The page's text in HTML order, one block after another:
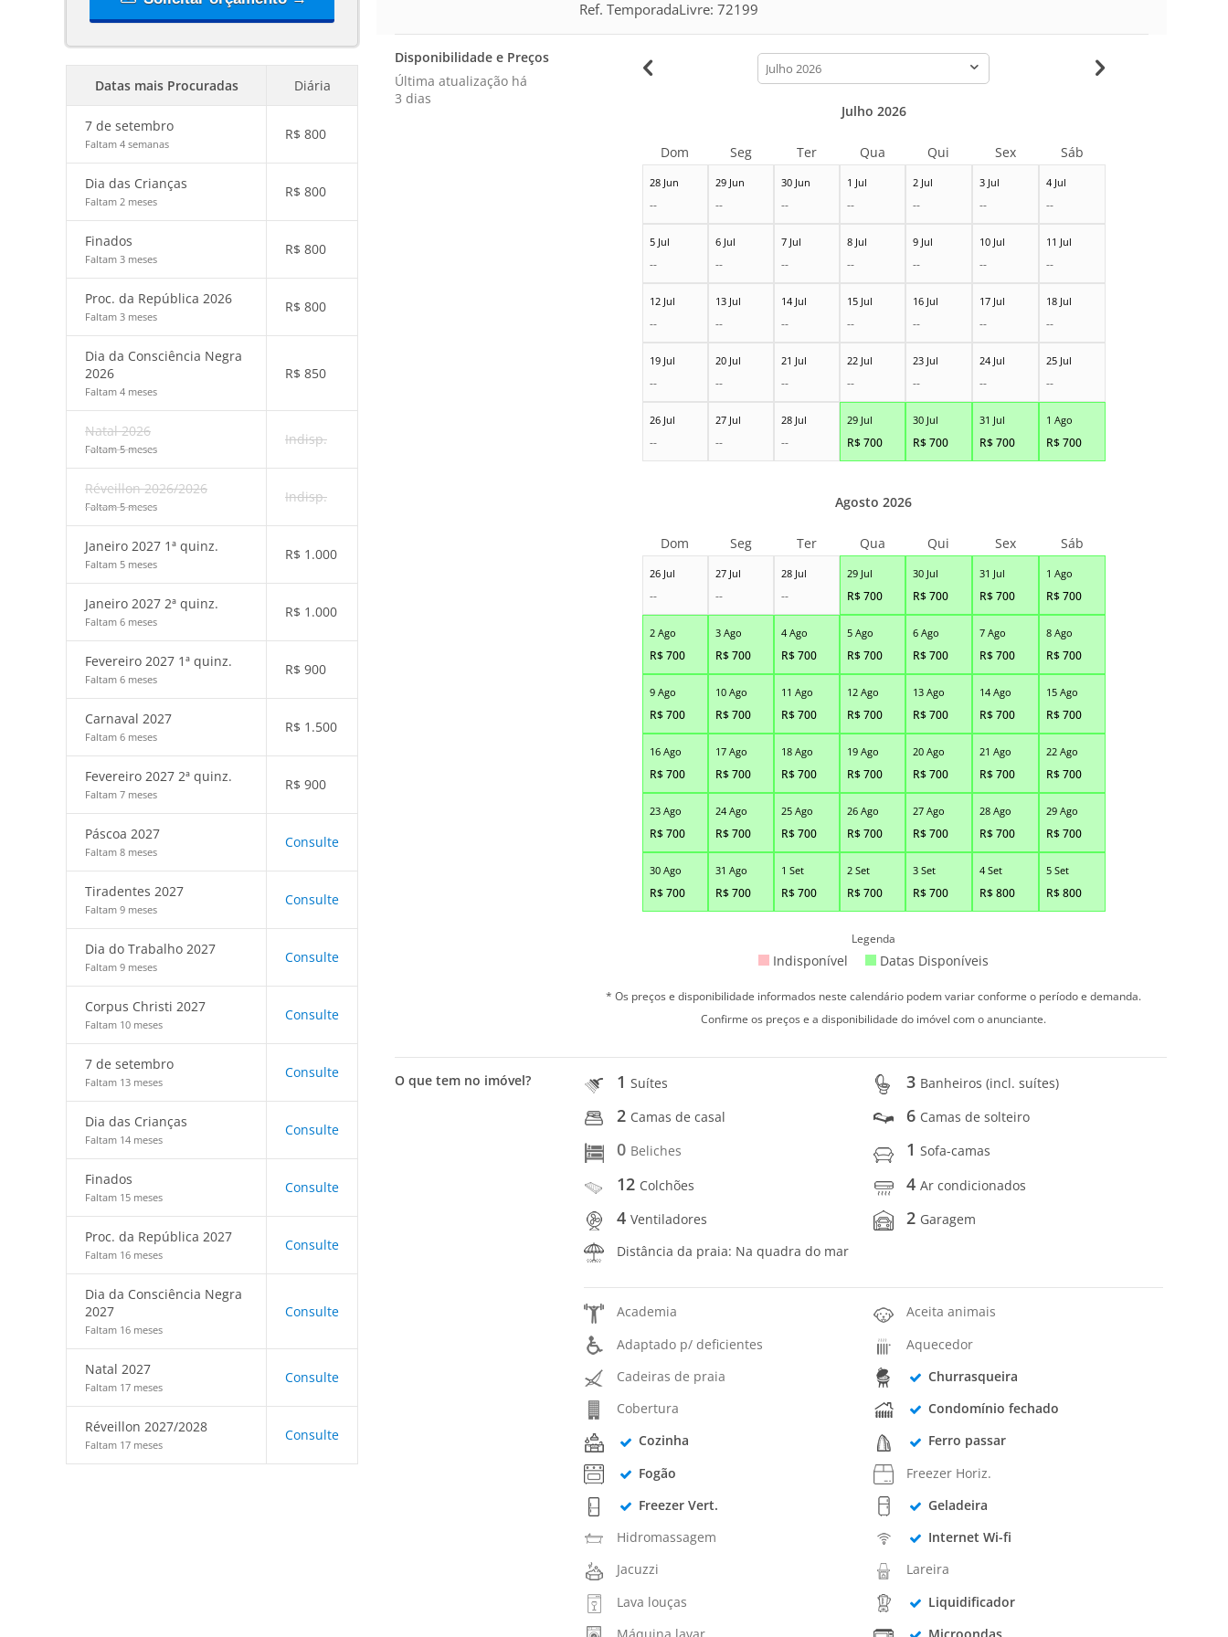
Datas mais Procuradas Diária
7 de setembro
Faltam 4 semanas
R$ 800
Dia das Crianças
Faltam 2 meses
R$ 800
Finados
Faltam 3 meses
R$ 800
Proc. da República 2026
Faltam 3 meses
R$ 800
Dia da Consciência Negra
2026
Faltam 4 meses
R$ 850
Natal 2026
Faltam 5 meses
Indisp.
Réveillon 2026/2026
Faltam 5 meses
Indisp.
Janeiro 2027 1ª quinz.
Faltam 5 meses
R$ 1.000
Janeiro 2027 2ª quinz.
Faltam 6 meses
R$ 1.000
Fevereiro 2027 1ª quinz.
Faltam 6 meses
R$ 900
Carnaval 2027
Faltam 6 meses
R$ 1.500
Fevereiro 2027 2ª quinz.
Faltam 7 meses
R$ 900
Páscoa 2027
Faltam 8 meses
Consulte
Tiradentes 2027
Faltam 9 meses
Consulte
Dia do Trabalho 2027
Faltam 9 meses
Consulte
Corpus Christi 2027
Faltam 10 meses
Consulte
7 de setembro
Faltam 13 meses
Consulte
Dia das Crianças
Faltam 14 meses
Consulte
Finados
Faltam 15 meses
Consulte
Proc. da República 2027
Faltam 16 meses
Consulte
Dia da Consciência Negra
2027
Faltam 16 meses
Consulte
Natal 2027
Faltam 17 meses
Consulte
Réveillon 2027/2028
Faltam 17 meses
Consulte
Ref. TemporadaLivre: 72199
Disponibilidade e Preços
Última atualização há
3 dias
calendar-
month
28 Jun
--
29 Jun
--
30 Jun
--
1 Jul
--
2 Jul
--
3 Jul
--
4 Jul
--
5 Jul
--
6 Jul
--
7 Jul
--
8 Jul
--
9 Jul
--
10 Jul
--
11 Jul
--
12 Jul
--
13 Jul
--
14 Jul
--
15 Jul
--
16 Jul
--
17 Jul
--
18 Jul
--
19 Jul
--
20 Jul
--
21 Jul
--
22 Jul
--
23 Jul
--
24 Jul
--
25 Jul
--
26 Jul
--
27 Jul
--
28 Jul
--
29 Jul
R$700
30 Jul
R$700
31 Jul
R$700
1 Ago
R$700
Julho 2026
Dom Seg Ter Qua Qui Sex Sáb
26 Jul
--
27 Jul
--
28 Jul
--
29 Jul
R$700
30 Jul
R$700
31 Jul
R$700
1 Ago
R$700
2 Ago
R$700
3 Ago
R$700
4 Ago
R$700
5 Ago
R$700
6 Ago
R$700
7 Ago
R$700
8 Ago
R$700
9 Ago
R$700
10 Ago
R$700
11 Ago
R$700
12 Ago
R$700
13 Ago
R$700
14 Ago
R$700
15 Ago
R$700
16 Ago
R$700
17 Ago
R$700
18 Ago
R$700
19 Ago
R$700
20 Ago
R$700
21 Ago
R$700
22 Ago
R$700
23 Ago
R$700
24 Ago
R$700
25 Ago
R$700
26 Ago
R$700
27 Ago
R$700
28 Ago
R$700
29 Ago
R$700
30 Ago
R$700
31 Ago
R$700
1 Set
R$700
2 Set
R$700
3 Set
R$700
4 Set
R$800
5 Set
R$800
Agosto 2026
Dom Seg Ter Qua Qui Sex Sáb
Legenda
Indisponível Datas Disponíveis
* Os preços e disponibilidade informados neste calendário podem variar conforme o período e demanda.
Confirme os preços e a disponibilidade do imóvel com o anunciante.
O que tem no imóvel? 1Suítes 3 Banheiros (incl. suítes)
2 Camas de casal 6 Camas de solteiro
0 Beliches 1Sofa-camas
12 Colchões 4Ar condicionados
4Ventiladores 2 Garagem
Distância da praia: Na quadra do mar
Academia
Aceita animais
Adaptado p/ deficientes
Aquecedor
Cadeiras de praia
Churrasqueira
Cobertura
Condomínio fechado
Cozinha
Ferro passar
Fogão
Freezer Horiz.
Freezer Vert.
Geladeira
Hidromassagem
Internet Wi-fi
Jacuzzi
Lareira
Lava louças
Liquidificador